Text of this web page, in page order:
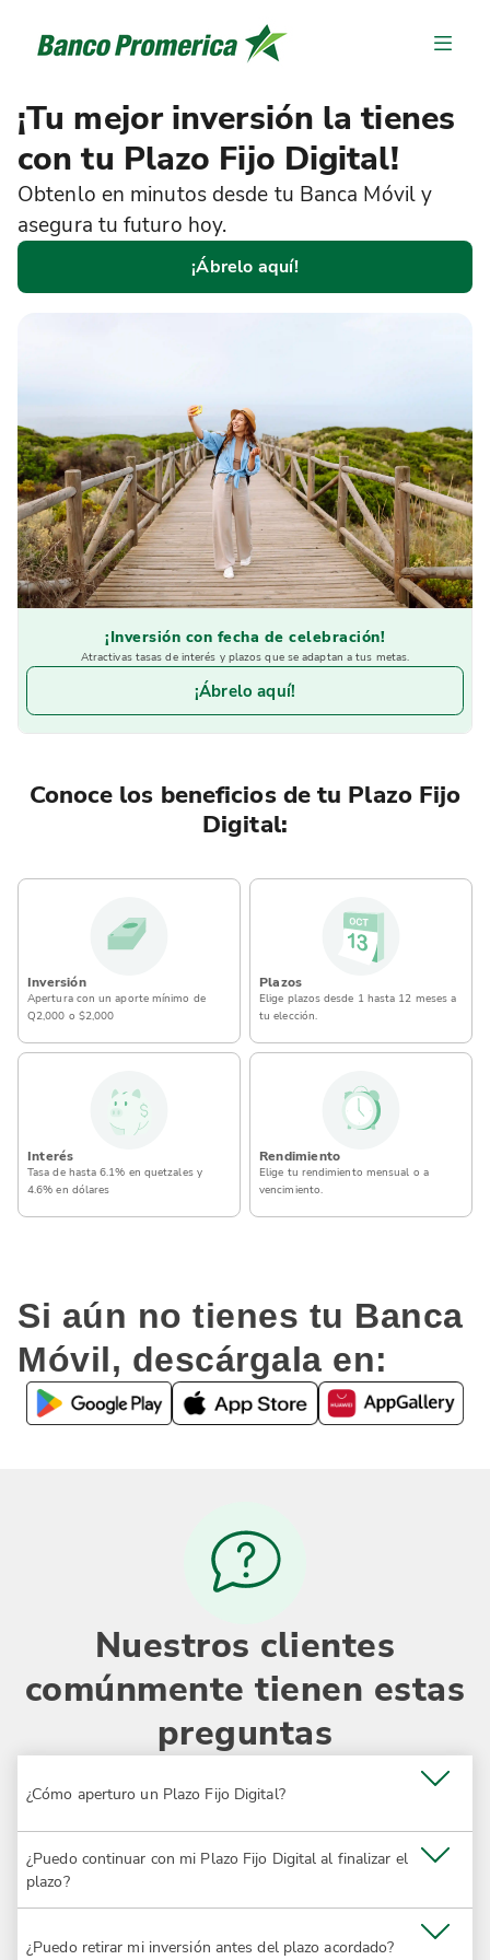
¡Tu mejor inversión la tienes
con tu Plazo Fijo Digital!
Obtenlo en minutos desde tu Banca Móvil y
asegura tu futuro hoy.
¡Ábrelo aquí!
¡Inversión con fecha de celebración!
Atractivas tasas de interés y plazos que se adaptan a tus metas.
¡Ábrelo aquí!
Conoce los beneficios de tu Plazo Fijo
Digital:
Inversión
Apertura con un aporte mínimo de
Q2,000 o $2,000
Plazos
Elige plazos desde 1 hasta 12 meses a
tu elección.
Interés
Tasa de hasta 6.1% en quetzales y
4.6% en dólares
Rendimiento
Elige tu rendimiento mensual o a
vencimiento.
Si aún no tienes tu Banca
Móvil, descárgala en:
Nuestros clientes
comúnmente tienen estas
preguntas
¿Cómo aperturo un Plazo Fijo Digital?
¿Puedo continuar con mi Plazo Fijo Digital al finalizar el
plazo?
¿Puedo retirar mi inversión antes del plazo acordado?